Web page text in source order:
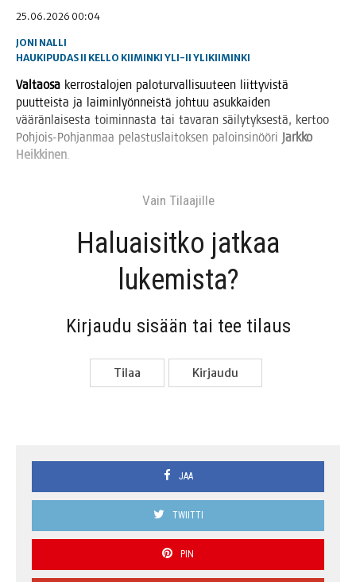
25.06.2026 00:04
JONI NALLI
HAUKIPUDAS II KELLO KIIMINKI YLI-II YLIKIIMINKI
Val­tao­sa ker­ros­ta­lo­jen palo­tur­val­li­suu­teen liit­ty­vis­tä
puut­teis­ta ja lai­min­lyön­neis­tä joh­tuu asuk­kai­den
vää­rän­lai­ses­ta toi­min­nas­ta tai tava­ran säi­ly­tyk­ses­tä, ker­too
Poh­jois-Poh­jan­maa pelas­tus­lai­tok­sen paloin­si­nöö­ri Jark­ko
Heik­ki­nen.
Vain Tilaa­jil­le
Haluai­sit­ko jat­kaa
lukemista?
Kir­jau­du sisään tai tee tilaus
Tilaa Kir­jau­du
JAA
TWIITTI
PIN